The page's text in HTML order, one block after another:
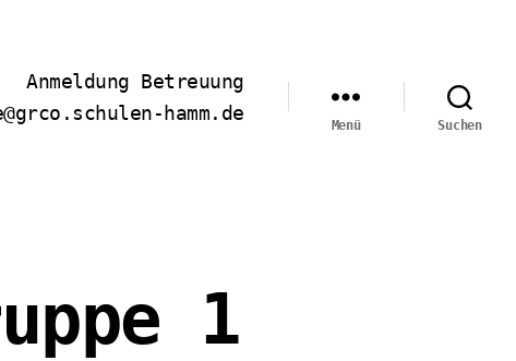
Anmeldung Betreuung
hamm.de
Menü Suchen
1